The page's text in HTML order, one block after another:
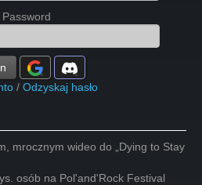
Password
/ Odzyskaj hasło
mrocznym wideo do „Dying to Stay
osób na Pol'and'Rock Festival